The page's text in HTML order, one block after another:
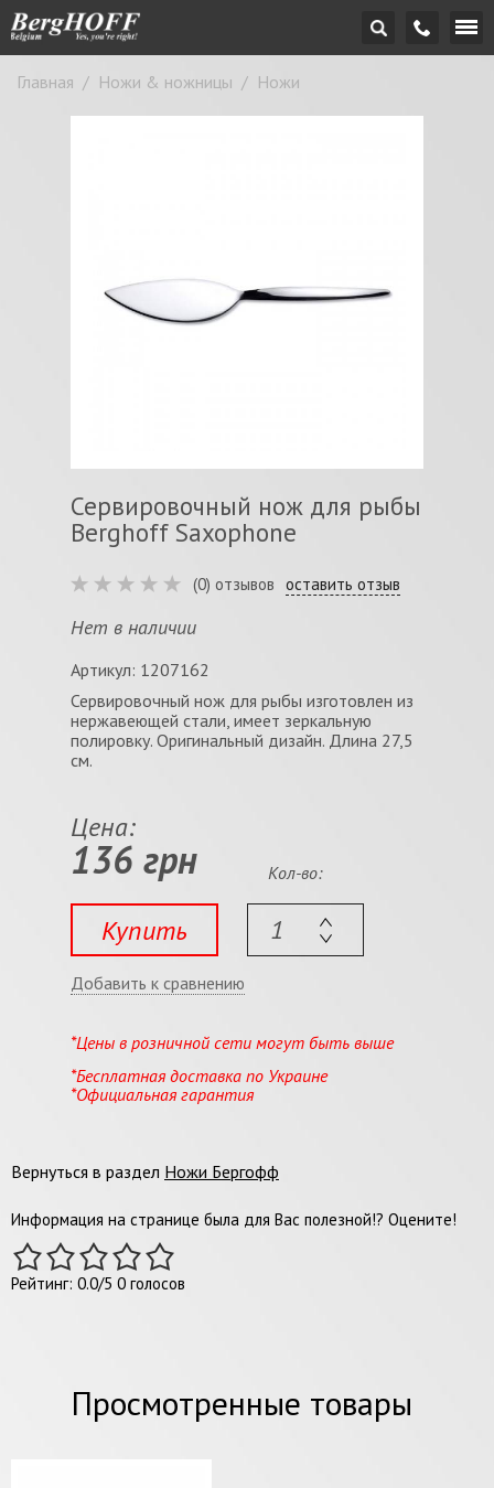
Главная / Ножи & ножницы / Ножи
Сервировочный нож для рыбы
Berghoff Saxophone
(0) отзывов оставить отзыв
Нет в наличии
Артикул: 1207162
Сервировочный нож для рыбы изготовлен из
нержавеющей стали, имеет зеркальную
полировку. Оригинальный дизайн. Длина 27,5
см.
Цена:
136 грн
Купить
Кол-во:
Добавить к сравнению
*Цены в розничной сети могут быть выше
*Бесплатная доставка по Украине
*Официальная гарантия
Вернуться в раздел Ножи Бергофф
Информация на странице была для Вас полезной!? Оцените!
Рейтинг: 0.0/5 0 голосов
Просмотренные товары